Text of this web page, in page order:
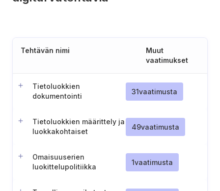
Tehtävän nimi
Muut
vaatimukset
Tietoluokkien
dokumentointi
31vaatimusta
Tietoluokkien määrittely ja
luokkakohtaiset
49vaatimusta
Omaisuuserien
luokittelupolitiikka
1vaatimusta